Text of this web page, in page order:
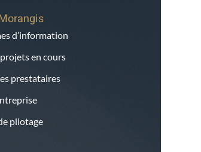
d’information
en cours
prestataires
pilotage